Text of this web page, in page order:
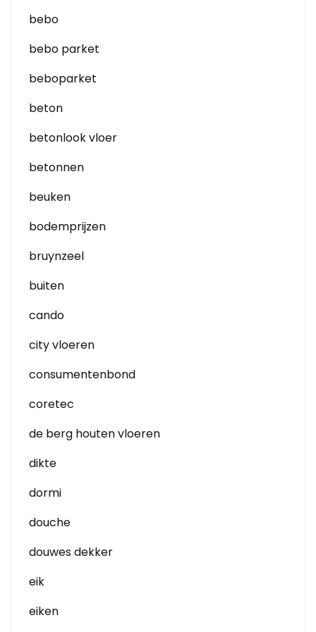
bebo
bebo parket
beboparket
beton
betonlook vloer
betonnen
beuken
bodemprijzen
bruynzeel
buiten
cando
city vloeren
consumentenbond
coretec
de berg houten vloeren
dikte
dormi
douche
douwes dekker
eik
eiken